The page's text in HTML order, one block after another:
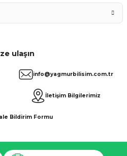
ulaşın
info@yagmurbilisim.com.tr
İletişim Bilgilerimiz
Bildirim Formu